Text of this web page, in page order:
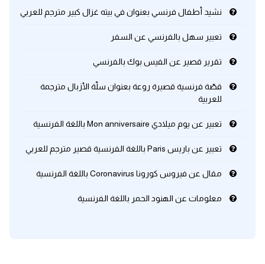
نشيد أطفال فرنسي بعنوان في بيته غزال كبير مترجم للعربي
تعبير سهل بالفرنسي عن السفر
تقرير قصير عن الفيس بوك بالفرنسي
قصّة فرنسية قصيرة روعة بعنوان سلّة الأزبال مترجمة
للعربية
تعبير عن يوم ميلادي Mon anniversaire باللغة الفرنسية
تعبير عن باريس Paris باللغة الفرنسية قصير مترجم للعربي
مقال عن فيروس كورونا Coronavirus باللغة الفرنسية
معلومات عن الهنود الحمر باللغة الفرنسية